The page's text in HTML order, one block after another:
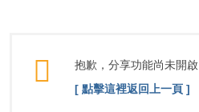
抱歉，分享功能尚未開啟
[ 點擊這裡返回上一頁 ]